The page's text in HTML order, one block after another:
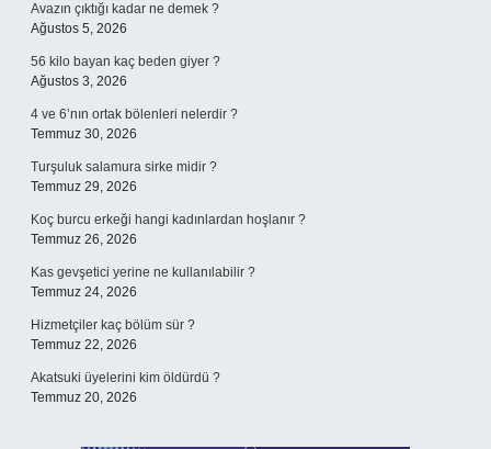
Avazın çıktığı kadar ne demek ?
Ağustos 5, 2026
56 kilo bayan kaç beden giyer ?
Ağustos 3, 2026
4 ve 6’nın ortak bölenleri nelerdir ?
Temmuz 30, 2026
Turşuluk salamura sirke midir ?
Temmuz 29, 2026
Koç burcu erkeği hangi kadınlardan hoşlanır ?
Temmuz 26, 2026
Kas gevşetici yerine ne kullanılabilir ?
Temmuz 24, 2026
Hizmetçiler kaç bölüm sür ?
Temmuz 22, 2026
Akatsuki üyelerini kim öldürdü ?
Temmuz 20, 2026